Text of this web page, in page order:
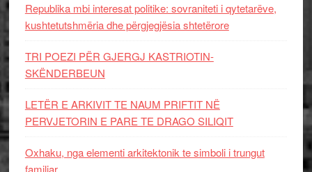
Republika mbi interesat politike: sovraniteti i qytetarëve,
kushtetutshmëria dhe përgjegjësia shtetërore
TRI POEZI PËR GJERGJ KASTRIOTIN-
SKËNDERBEUN
LETËR E ARKIVIT TE NAUM PRIFTIT NË
PERVJETORIN E PARE TE DRAGO SILIQIT
Oxhaku, nga elementi arkitektonik te simboli i trungut
familjar